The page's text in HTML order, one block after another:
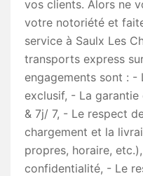
vos clients. Alors ne
votre notoriété et
service à Saulx Les
transports express
engagements sont :
exclusif, - La
& 7j/ 7, - Le respect
chargement et la
propres, horaire,
confidentialité, - Le